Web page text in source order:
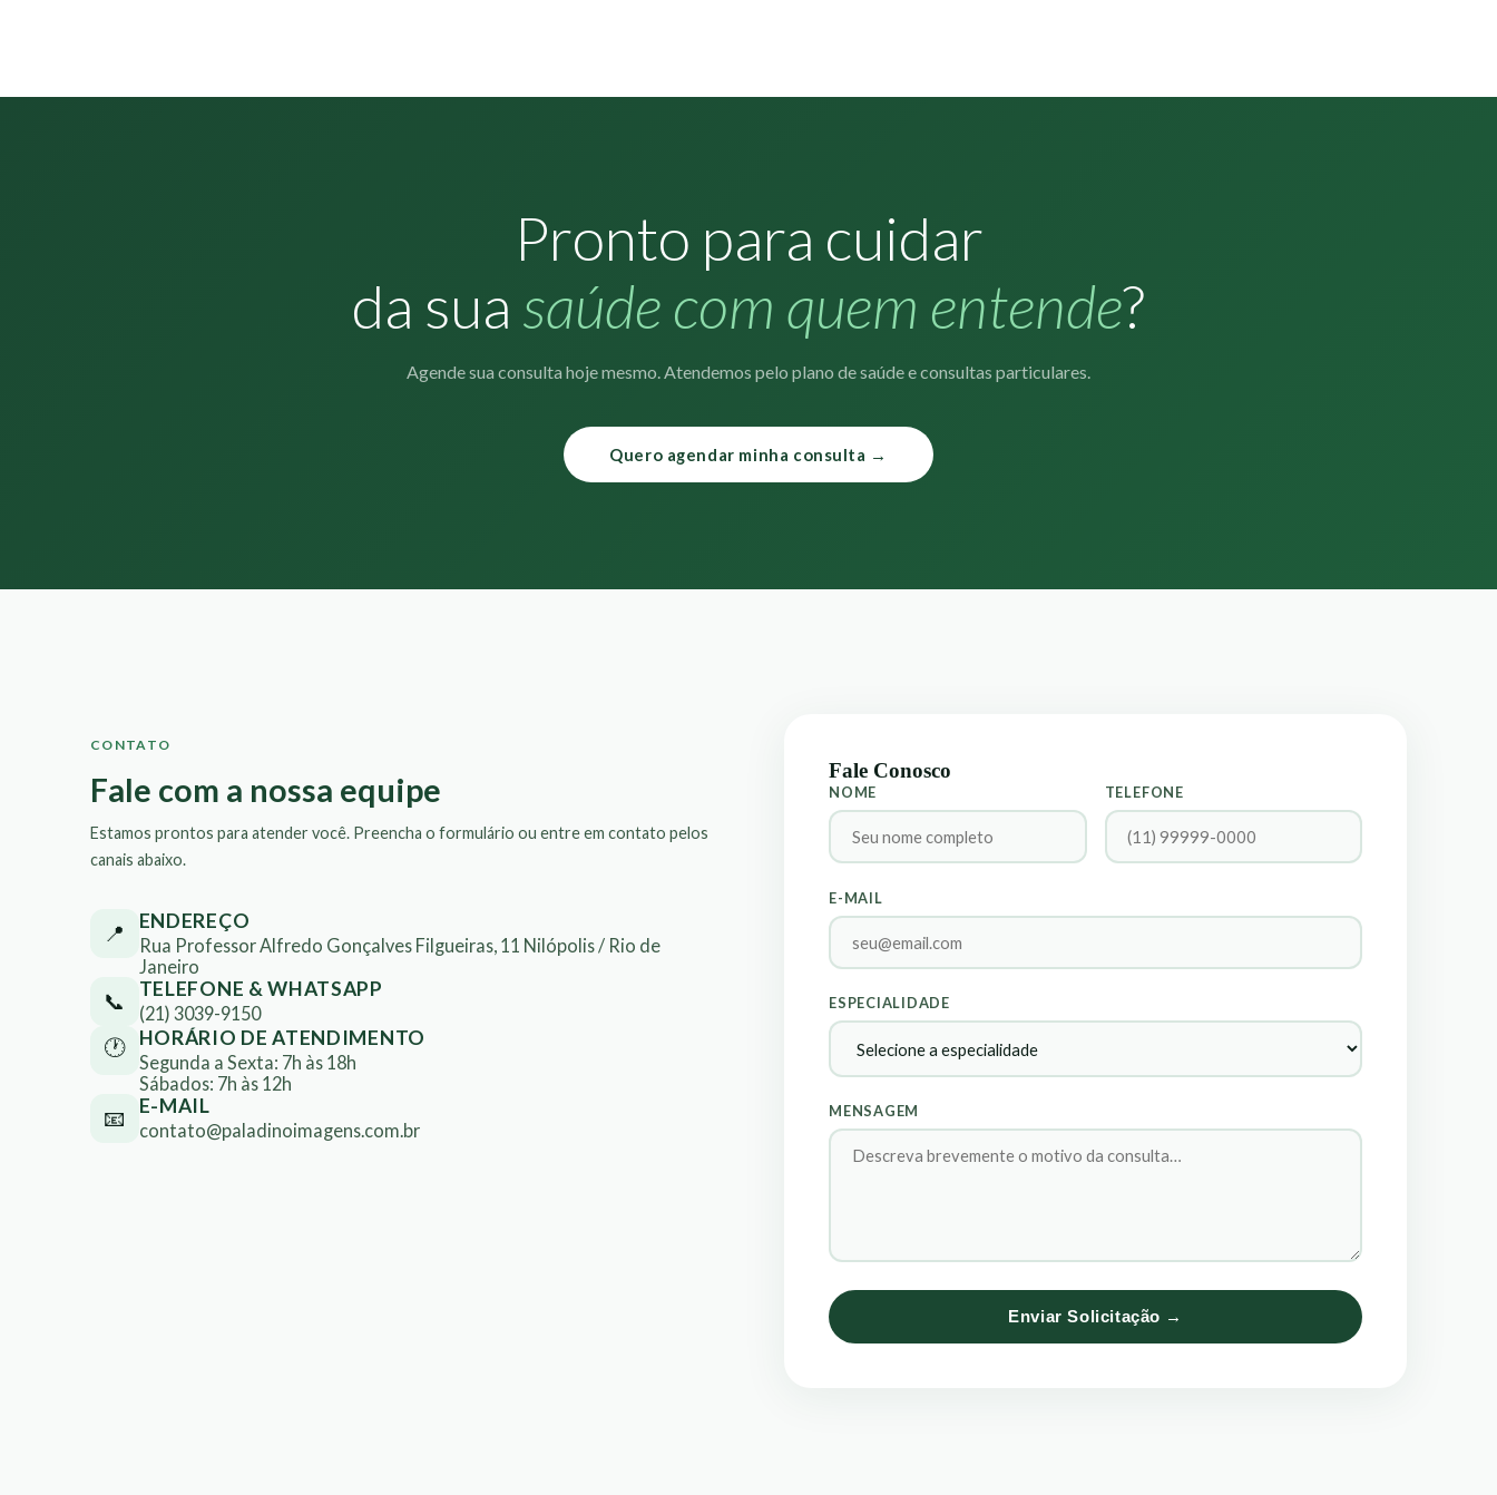
Pronto para cuidar
da sua saúde com quem entende?
Agende sua consulta hoje mesmo. Atendemos pelo plano de saúde e consultas particulares.
Quero agendar minha consulta →
CONTATO
Fale com a nossa equipe
Estamos prontos para atender você. Preencha o formulário ou entre em contato pelos
canais abaixo.
📍 ENDEREÇO
Rua Professor Alfredo Gonçalves Filgueiras, 11 Nilópolis / Rio de
Janeiro
📞 TELEFONE & WHATSAPP
(21) 3039-9150
🕐 HORÁRIO DE ATENDIMENTO
Segunda a Sexta: 7h às 18h
Sábados: 7h às 12h
📧 E-MAIL
contato@paladinoimagens.com.br
Fale Conosco
NOME TELEFONE
E-MAIL
ESPECIALIDADE
MENSAGEM
Enviar Solicitação →